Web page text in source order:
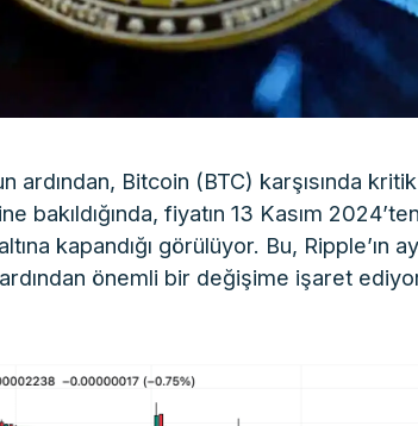
ardından, Bitcoin (BTC) karşısında
bakıldığında, fiyatın 13 Kasım
kapandığı görülüyor. Bu, Ripple’ın
önemli bir değişime işaret